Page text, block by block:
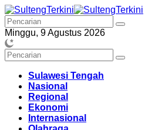
Langsung
ke
konten
Minggu, 9 Agustus 2026
Sulawesi Tengah
Nasional
Regional
Ekonomi
Internasional